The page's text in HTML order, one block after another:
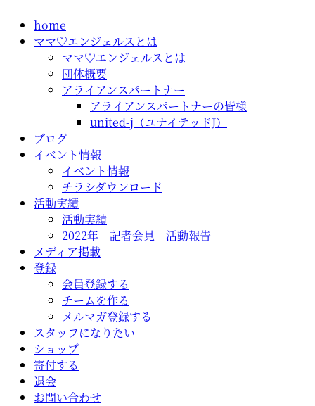
home
ママ♡エンジェルスとは
ママ♡エンジェルスとは
団体概要
アライアンスパートナー
アライアンスパートナーの皆様
united-j（ユナイテッドJ）
ブログ
イベント情報
イベント情報
チラシダウンロード
活動実績
活動実績
2022年 記者会見 活動報告
メディア掲載
登録
会員登録する
チームを作る
メルマガ登録する
スタッフになりたい
ショップ
寄付する
退会
お問い合わせ